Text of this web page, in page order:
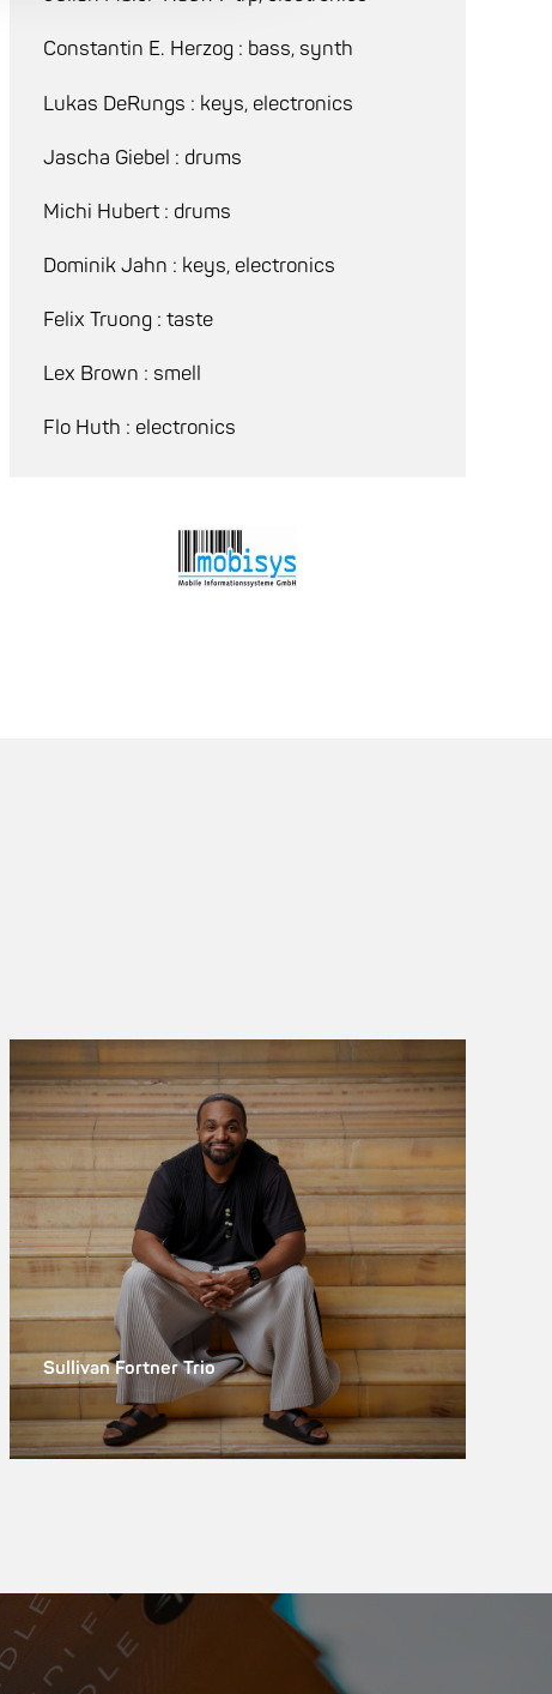
Constantin E. Herzog : bass, synth
Lukas DeRungs : keys, electronics
Jascha Giebel : drums
Michi Hubert : drums
Dominik Jahn : keys, electronics
Felix Truong : taste
Lex Brown : smell
Flo Huth : electronics
Sullivan Fortner Trio